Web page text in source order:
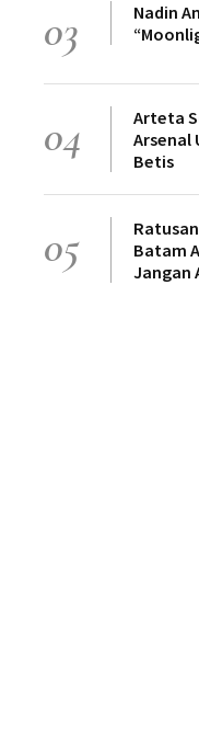
03
Nadin
04
Arteta
Arsenal
Betis
05
Batam
Jangan